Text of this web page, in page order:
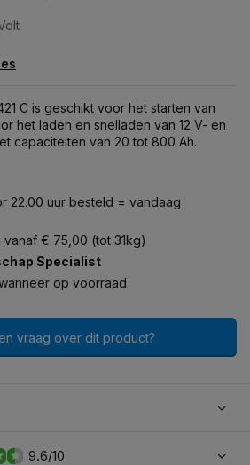
C is geschikt voor het starten van
het laden en snelladen van 12 V- en
capaciteiten van 20 tot 800 Ah.
22.00 uur besteld = vandaag
vanaf € 75,00 (tot 31kg)
Specialist
wanneer op voorraad
vraag over dit product?
9.6/10